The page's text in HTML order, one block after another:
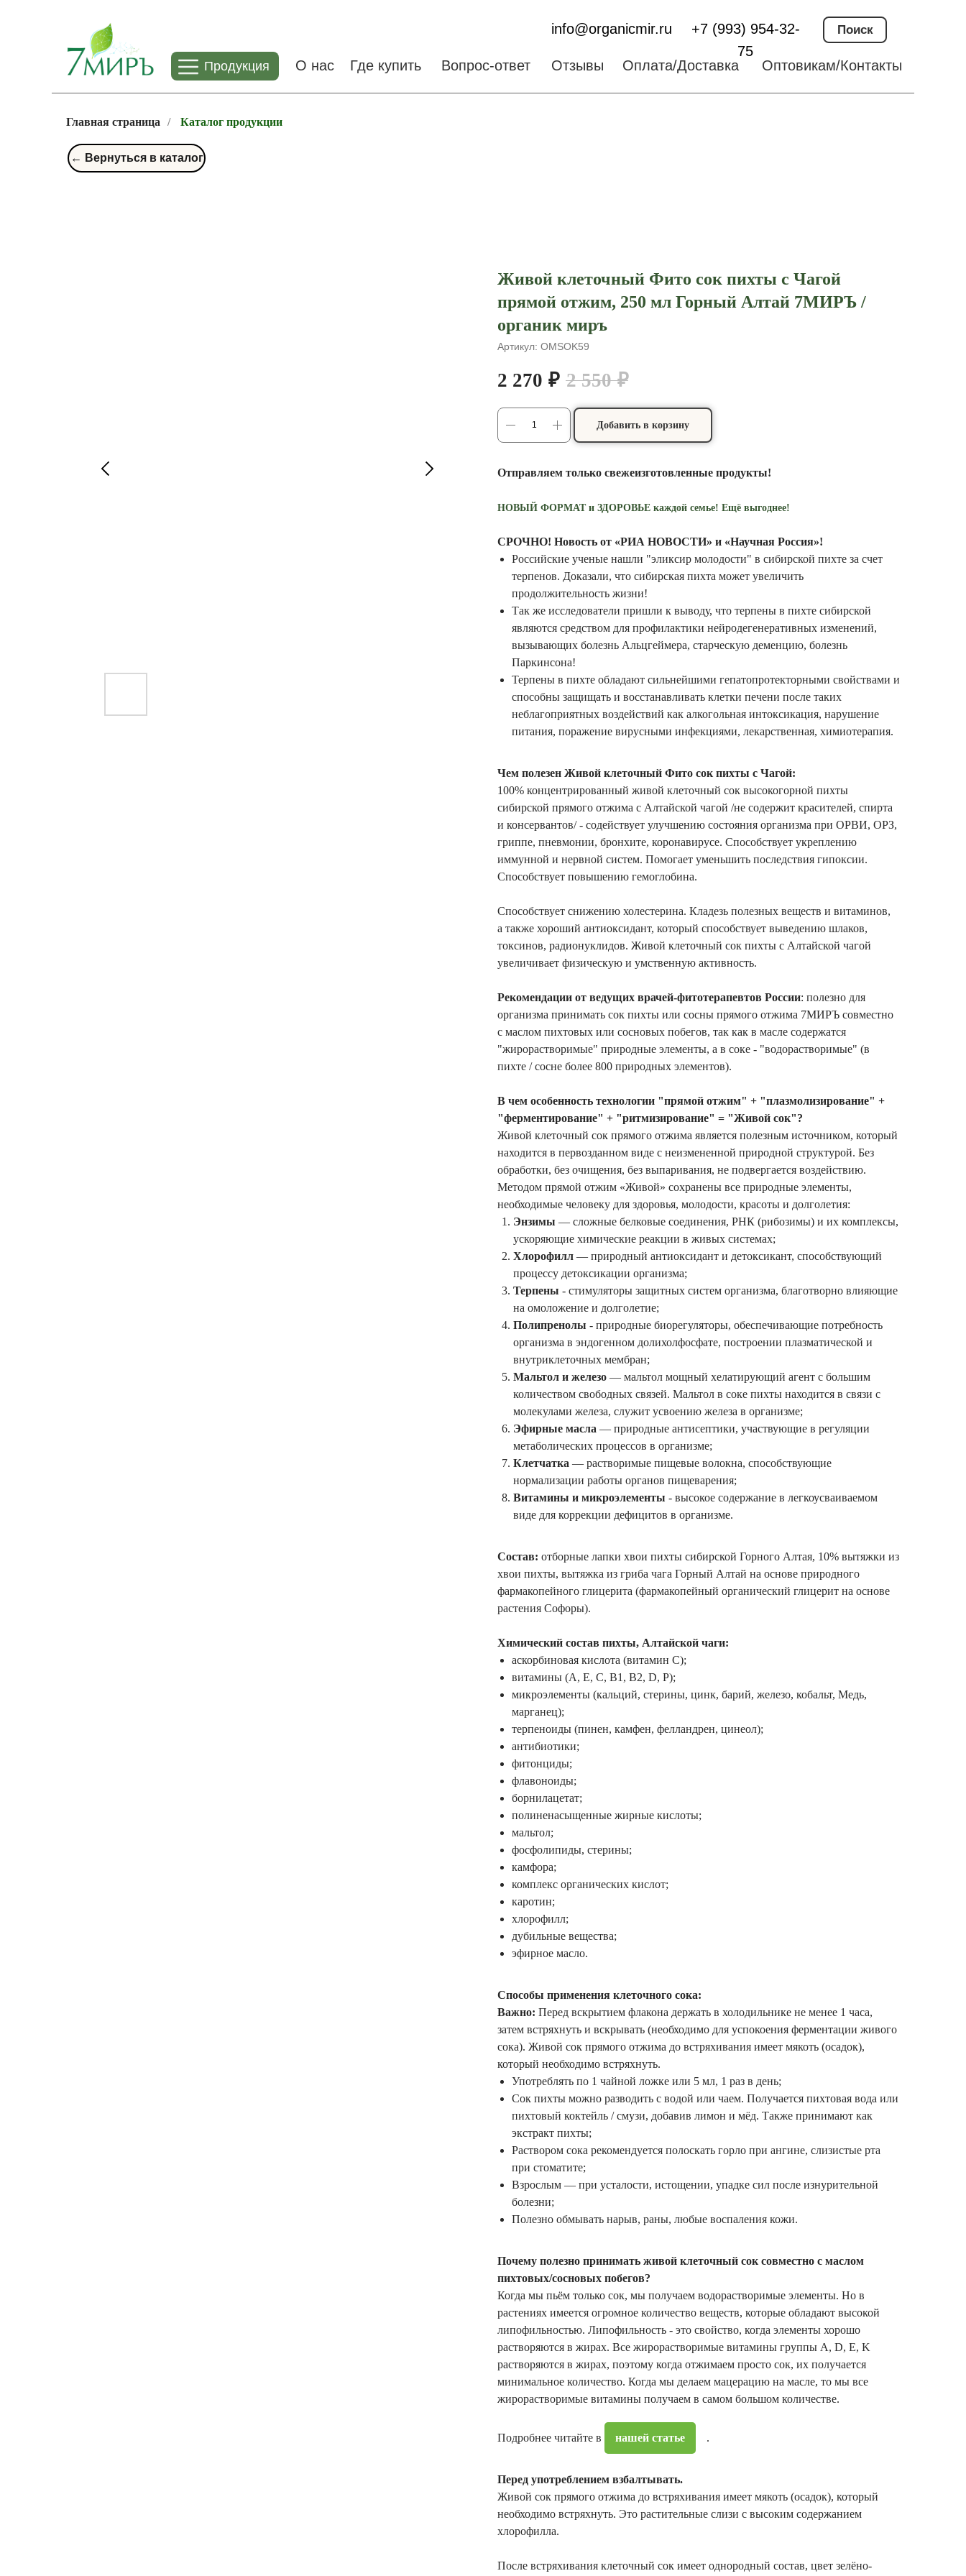
О нас Где купить Вопрос-ответ Отзывы Оплата/Доставка Оптовикам/Контакты
Поиск
info@organicmir.ru
+7 (993) 954-32-
75
Продукция
Главная страница / Каталог продукции
← Вернуться в каталог
Живой клеточный Фито сок пихты с Чагой
прямой отжим, 250 мл Горный Алтай 7МИРЪ /
органик миръ
Артикул: OMSOK59
2 270 ₽ 2 550 ₽
Добавить в корзину
Отправляем только свежеизготовленные продукты!
НОВЫЙ ФОРМАТ и ЗДОРОВЬЕ каждой семье! Ещё выгоднее!
СРОЧНО! Новость от «РИА НОВОСТИ» и «Научная Россия»!
Российские ученые нашли "эликсир молодости" в сибирской пихте за счет
терпенов. Доказали, что сибирская пихта может увеличить
продолжительность жизни!
Так же исследователи пришли к выводу, что терпены в пихте сибирской
являются средством для профилактики нейродегенеративных изменений,
вызывающих болезнь Альцгеймера, старческую деменцию, болезнь
Паркинсона!
Терпены в пихте обладают сильнейшими гепатопротекторными свойствами и
способны защищать и восстанавливать клетки печени после таких
неблагоприятных воздействий как алкогольная интоксикация, нарушение
питания, поражение вирусными инфекциями, лекарственная, химиотерапия.
Чем полезен Живой клеточный Фито сок пихты с Чагой:
100% концентрированный живой клеточный сок высокогорной пихты
сибирской прямого отжима с Алтайской чагой /не содержит красителей, спирта
и консервантов/ - содействует улучшению состояния организма при ОРВИ, ОРЗ,
гриппе, пневмонии, бронхите, коронавирусе. Способствует укреплению
иммунной и нервной систем. Помогает уменьшить последствия гипоксии.
Способствует повышению гемоглобина.
Способствует снижению холестерина. Кладезь полезных веществ и витаминов,
а также хороший антиоксидант, который способствует выведению шлаков,
токсинов, радионуклидов. Живой клеточный сок пихты с Алтайской чагой
увеличивает физическую и умственную активность.
Рекомендации от ведущих врачей-фитотерапевтов России: полезно для
организма принимать сок пихты или сосны прямого отжима 7МИРЪ совместно
с маслом пихтовых или сосновых побегов, так как в масле содержатся
"жирорастворимые" природные элементы, а в соке - "водорастворимые" (в
пихте / сосне более 800 природных элементов).
В чем особенность технологии "прямой отжим" + "плазмолизирование" +
"ферментирование" + "ритмизирование" = "Живой сок"?
Живой клеточный сок прямого отжима является полезным источником, который
находится в первозданном виде с неизмененной природной структурой. Без
обработки, без очищения, без выпаривания, не подвергается воздействию.
Методом прямой отжим «Живой» сохранены все природные элементы,
необходимые человеку для здоровья, молодости, красоты и долголетия:
Энзимы — сложные белковые соединения, РНК (рибозимы) и их комплексы,
ускоряющие химические реакции в живых системах;
Хлорофилл — природный антиоксидант и детоксикант, способствующий
процессу детоксикации организма;
Терпены - стимуляторы защитных систем организма, благотворно влияющие
на омоложение и долголетие;
Полипренолы - природные биорегуляторы, обеспечивающие потребность
организма в эндогенном долихолфосфате, построении плазматической и
внутриклеточных мембран;
Мальтол и железо — мальтол мощный хелатирующий агент с большим
количеством свободных связей. Мальтол в соке пихты находится в связи с
молекулами железа, служит усвоению железа в организме;
Эфирные масла — природные антисептики, участвующие в регуляции
метаболических процессов в организме;
Клетчатка — растворимые пищевые волокна, способствующие
нормализации работы органов пищеварения;
Витамины и микроэлементы - высокое содержание в легкоусваиваемом
виде для коррекции дефицитов в организме.
Состав: отборные лапки хвои пихты сибирской Горного Алтая, 10% вытяжки из
хвои пихты, вытяжка из гриба чага Горный Алтай на основе природного
фармакопейного глицерита (фармакопейный органический глицерит на основе
растения Софоры).
Химический состав пихты, Алтайской чаги:
аскорбиновая кислота (витамин С);
витамины (А, Е, С, В1, В2, D, Р);
микроэлементы (кальций, стерины, цинк, барий, железо, кобальт, Медь,
марганец);
терпеноиды (пинен, камфен, фелландрен, цинеол);
антибиотики;
фитонциды;
флавоноиды;
борнилацетат;
полиненасыщенные жирные кислоты;
мальтол;
фосфолипиды, стерины;
камфора;
комплекс органических кислот;
каротин;
хлорофилл;
дубильные вещества;
эфирное масло.
Способы применения клеточного сока:
Важно: Перед вскрытием флакона держать в холодильнике не менее 1 часа,
затем встряхнуть и вскрывать (необходимо для успокоения ферментации живого
сока). Живой сок прямого отжима до встряхивания имеет мякоть (осадок),
который необходимо встряхнуть.
Употреблять по 1 чайной ложке или 5 мл, 1 раз в день;
Сок пихты можно разводить с водой или чаем. Получается пихтовая вода или
пихтовый коктейль / смузи, добавив лимон и мёд. Также принимают как
экстракт пихты;
Раствором сока рекомендуется полоскать горло при ангине, слизистые рта
при стоматите;
Взрослым — при усталости, истощении, упадке сил после изнурительной
болезни;
Полезно обмывать нарыв, раны, любые воспаления кожи.
Почему полезно принимать живой клеточный сок совместно с маслом
пихтовых/сосновых побегов?
Когда мы пьём только сок, мы получаем водорастворимые элементы. Но в
растениях имеется огромное количество веществ, которые обладают высокой
липофильностью. Липофильность - это свойство, когда элементы хорошо
растворяются в жирах. Все жирорастворимые витамины группы A, D, E, K
растворяются в жирах, поэтому когда отжимаем просто сок, их получается
минимальное количество. Когда мы делаем мацерацию на масле, то мы все
жирорастворимые витамины получаем в самом большом количестве.
Подробнее читайте в нашей статье .
Перед употреблением взбалтывать.
Живой сок прямого отжима до встряхивания имеет мякоть (осадок), который
необходимо встряхнуть. Это растительные слизи с высоким содержанием
хлорофилла.
После встряхивания клеточный сок имеет однородный состав, цвет зелёно-